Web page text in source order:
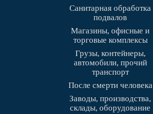
Санитарная обработка
подвалов
Магазины, офисные и
торговые комплексы
Грузы, контейнеры,
автомобили, прочий
транспорт
После смерти человека
Заводы, производства,
склады, оборудование